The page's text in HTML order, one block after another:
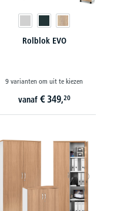
Rolblok EVO
9 varianten om uit te kiezen
vanaf € 349,20